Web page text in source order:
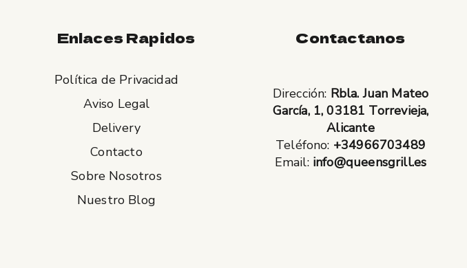
Enlaces Rapidos
Política de Privacidad
Aviso Legal
Delivery
Contacto
Sobre Nosotros
Nuestro Blog
Contactanos
Dirección: Rbla. Juan Mateo
García, 1, 03181 Torrevieja,
Alicante
Teléfono: +34966703489
Email: info@queensgrill.es